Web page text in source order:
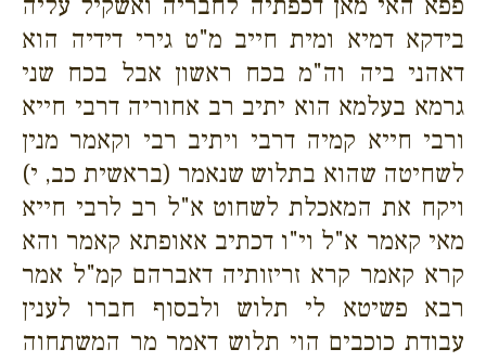
בידקא דמיא ומית חייב מ"ט גירי דידיה הוא
דאהני ביה וה"מ בכח ראשון אבל בכח שני
גרמא בעלמא הוא יתיב רב אחוריה דרבי חייא
ורבי חייא קמיה דרבי ויתיב רבי וקאמר מנין
לשחיטה שהוא בתלוש שנאמר (בראשית כב, י)
ויקח את המאכלת לשחוט א"ל רב לרבי חייא
מאי קאמר א"ל וי"ו דכתיב אאופתא קאמר והא
קרא קאמר קרא זריזותיה דאברהם קמ"ל אמר
רבא פשיטא לי תלוש ולבסוף חברו לענין
עבודת כוכבים הוי תלוש דאמר מר המשתחוה